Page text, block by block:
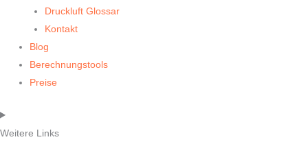
Druckluft Glossar
Kontakt
Blog
Berechnungstools
Preise
Weitere Links